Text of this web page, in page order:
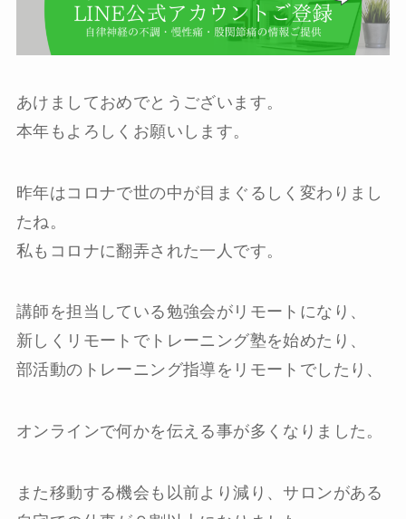
あけましておめでとうございます。
本年もよろしくお願いします。
昨年はコロナで世の中が目まぐるしく変わりまし
たね。
私もコロナに翻弄された一人です。
講師を担当している勉強会がリモートになり、
新しくリモートでトレーニング塾を始めたり、
部活動のトレーニング指導をリモートでしたり、
オンラインで何かを伝える事が多くなりました。
また移動する機会も以前より減り、サロンがある